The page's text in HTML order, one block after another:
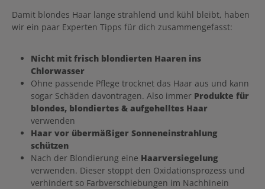
Damit blondes Haar lange strahlend und kühl bleibt, haben
wir ein paar Experten Tipps für dich zusammengefasst:
Nicht mit frisch blondierten Haaren ins
Chlorwasser
Ohne passende Pflege trocknet das Haar aus und kann
sogar Schäden davontragen. Also immer Produkte für
blondes, blondiertes & aufgehelltes Haar
verwenden
Haar vor übermäßiger Sonneneinstrahlung
schützen
Nach der Blondierung eine Haarversiegelung
verwenden. Dieser stoppt den Oxidationsprozess und
verhindert so Farbverschiebungen im Nachhinein